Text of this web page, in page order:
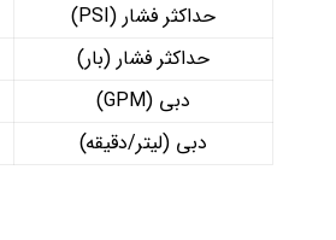
حداکثر فشار (PSI)
حداکثر فشار (بار)
دبی (GPM)
دبی (لیتر/دقیقه)